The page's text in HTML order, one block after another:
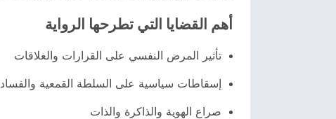
أهم القضايا التي تطرحها الرواية
تأثير المرض النفسي على القرارات والعلاقات
إسقاطات سياسية على السلطة القمعية والفساد
صراع الهوية والذاكرة والذات